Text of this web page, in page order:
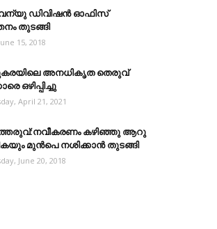
ഡിവിഷൻ ഓഫിസ്
തുടങ്ങി
15, 2018
അനധികൃത തെരുവ്
ഒഴിപ്പിച്ചു
April 21, 2021
കഴിഞ്ഞു ആറു
മുൻപെ നശിക്കാൻ തുടങ്ങി
June 20, 2018